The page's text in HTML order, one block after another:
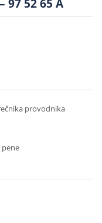
52 65 A
provodnika